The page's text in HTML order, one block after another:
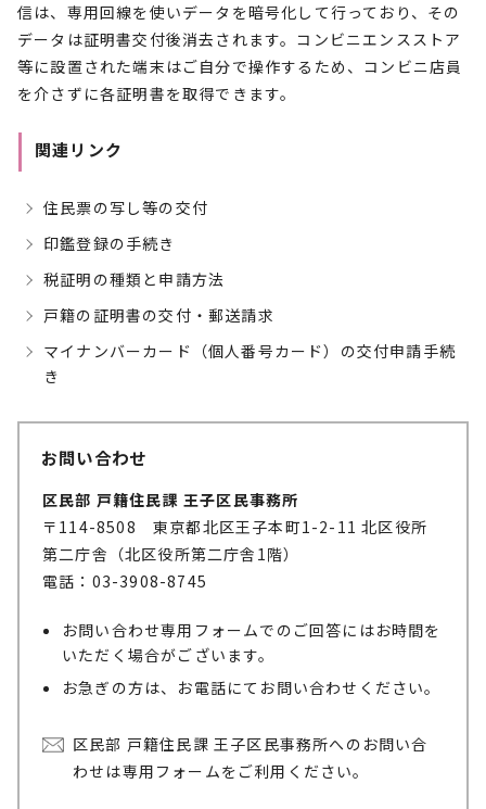
信は、専用回線を使いデータを暗号化して行っており、その
データは証明書交付後消去されます。コンビニエンスストア
等に設置された端末はご自分で操作するため、コンビニ店員
を介さずに各証明書を取得できます。
関連リンク
住民票の写し等の交付
印鑑登録の手続き
税証明の種類と申請方法
戸籍の証明書の交付・郵送請求
マイナンバーカード（個人番号カード）の交付申請手続
き
お問い合わせ
区民部 戸籍住民課 王子区民事務所
〒114-8508 東京都北区王子本町1-2-11 北区役所
第二庁舎（北区役所第二庁舎1階）
電話：03-3908-8745
お問い合わせ専用フォームでのご回答にはお時間を
いただく場合がございます。
お急ぎの方は、お電話にてお問い合わせください。
区民部 戸籍住民課 王子区民事務所へのお問い合
わせは専用フォームをご利用ください。